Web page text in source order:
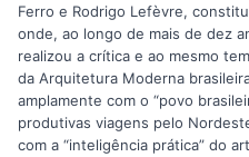
Ferro e Rodrigo Lefèvre,
onde, ao longo de mais de dez
realizou a crítica e ao mesmo
da Arquitetura Moderna
amplamente com o “povo
produtivas viagens pelo
com a “inteligência prática” do